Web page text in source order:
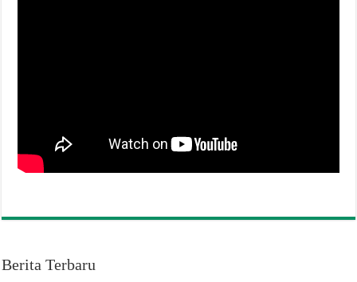
Berita Terbaru